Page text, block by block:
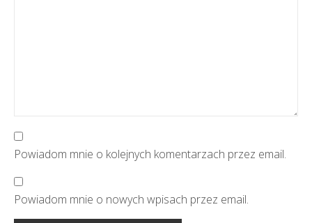
Powiadom mnie o kolejnych komentarzach przez email.
Powiadom mnie o nowych wpisach przez email.